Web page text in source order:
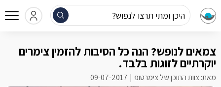
היכן ומתי תרצו לנפוש?
צמאים לנופש? הנה כל הסיבות להזמין צימרים
יוקרתיים לזוגות בלבד.
מאת: צוות התוכן של צימרטופ 09-07-2017